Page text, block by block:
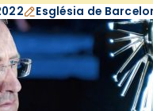
Església de